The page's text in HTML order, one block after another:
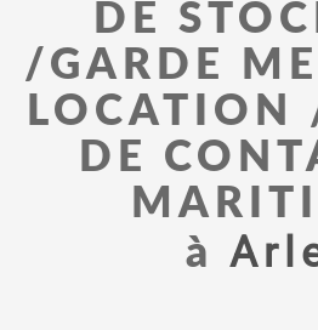
DE
/GARDE
LOCATION
DE
à